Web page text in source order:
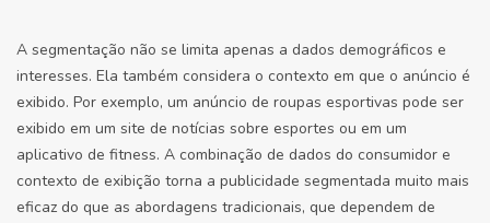
A segmentação não se limita apenas a dados demográficos e
interesses. Ela também considera o contexto em que o anúncio é
exibido. Por exemplo, um anúncio de roupas esportivas pode ser
exibido em um site de notícias sobre esportes ou em um
aplicativo de fitness. A combinação de dados do consumidor e
contexto de exibição torna a publicidade segmentada muito mais
eficaz do que as abordagens tradicionais, que dependem de